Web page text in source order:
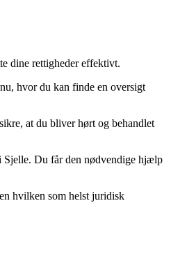
dine rettigheder effektivt.
hvor du kan finde en oversigt
at du bliver hørt og behandlet
Sjelle. Du får den nødvendige hjælp
hvilken som helst juridisk